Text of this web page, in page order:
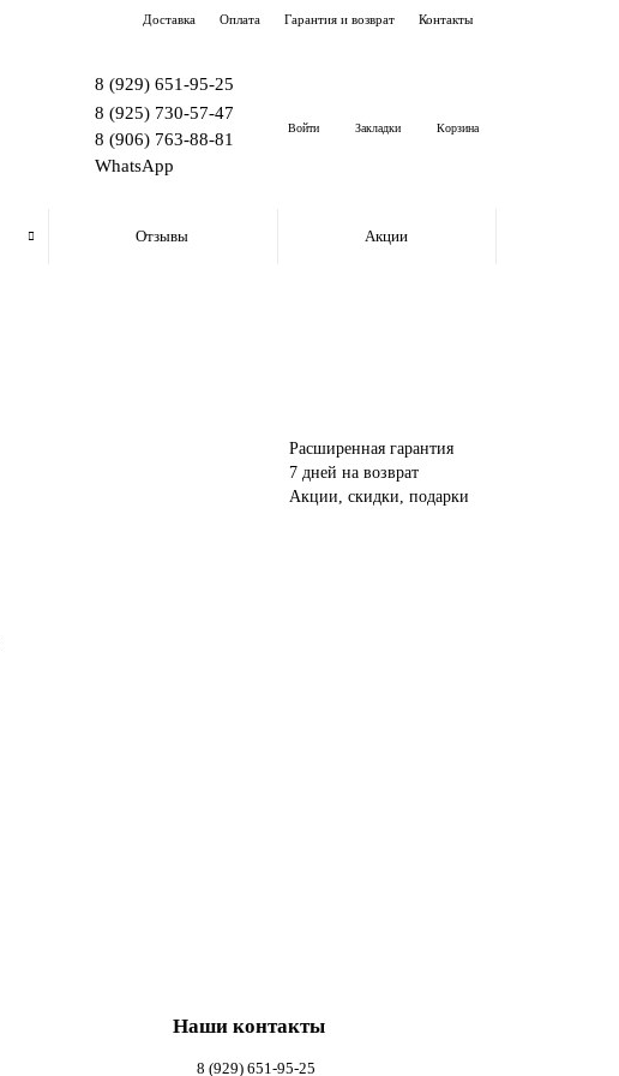
Доставка Оплата Гарантия и возврат Контакты
8 (929) 651-95-25
8 (925) 730-57-47
8 (906) 763-88-81
WhatsApp
Войти Закладки Корзина
Отзывы Акции
Расширенная гарантия
7 дней на возврат
Акции, скидки, подарки
Наши контакты
8 (929) 651-95-25